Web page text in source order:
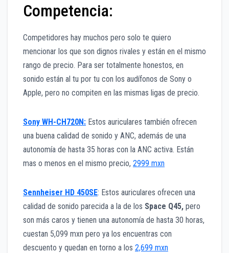
Competencia:
Competidores hay muchos pero solo te quiero
mencionar los que son dignos rivales y están en el mismo
rango de precio. Para ser totalmente honestos, en
sonido están al tu por tu con los audífonos de Sony o
Apple, pero no compiten en las mismas ligas de precio.
Sony WH-CH720N: Estos auriculares también ofrecen
una buena calidad de sonido y ANC, además de una
autonomía de hasta 35 horas con la ANC activa. Están
mas o menos en el mismo precio, 2999 mxn
Sennheiser HD 450SE: Estos auriculares ofrecen una
calidad de sonido parecida a la de los Space Q45, pero
son más caros y tienen una autonomía de hasta 30 horas,
cuestan 5,099 mxn pero ya los encuentras con
descuento y quedan en torno a los 2,699 mxn